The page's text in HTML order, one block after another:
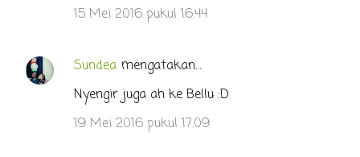
n
t
15 Mei 2016 pukul 16.44
Sundea mengatakan…
Nyengir juga ah ke Bellu :D
19 Mei 2016 pukul 17.09